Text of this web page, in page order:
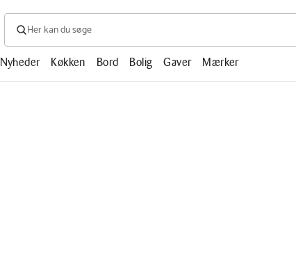
Søg efter produkter, artikler, opskrifter, mm.
Søg
efter
artikler,
Nyheder Køkken Bord Bolig Gaver Mærker